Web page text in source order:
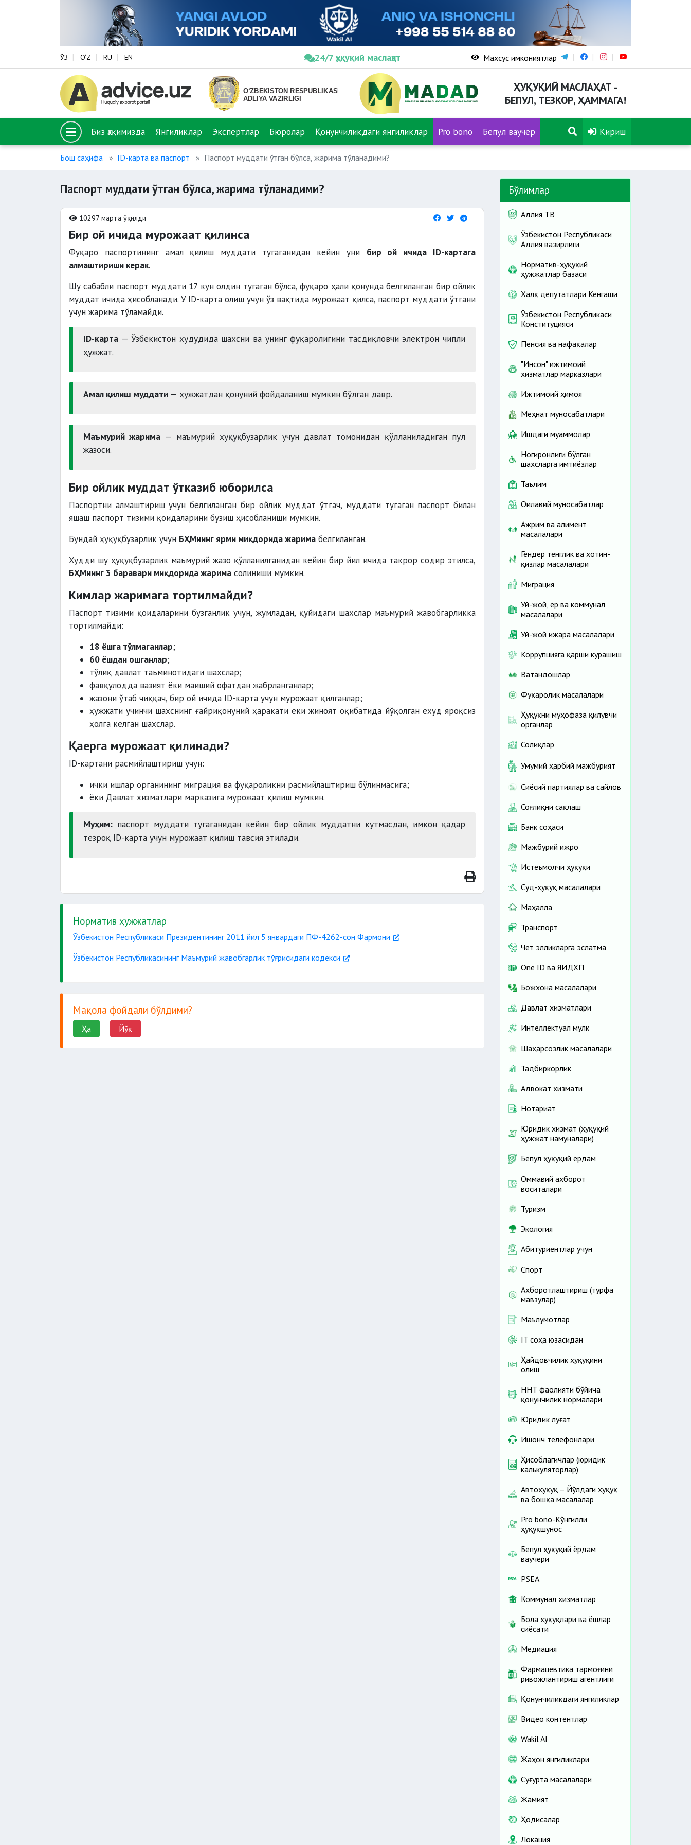
ЎЗ O‘Z RU EN 24/7 ҳуқуқий маслаҳат Махсус имкониятлар
ҲУҚУҚИЙ МАСЛАҲАТ -
БЕПУЛ, ТЕЗКОР, ҲАММАГА!
Биз ҳақимизда Янгиликлар Экспертлар Бюролар Қонунчиликдаги янгиликлар Pro bono Бепул ваучер Кириш
Бош саҳифа ID-карта ва паспорт Паспорт муддати ўтган бўлса, жарима тўланадими?
Паспорт муддати ўтган бўлса, жарима тўланадими?
10297 марта ўқилди
Бир ой ичида мурожаат қилинса
Фуқаро паспортининг амал қилиш муддати тугаганидан кейин уни бир ой ичида ID-картага
алмаштириши керак.
Шу сабабли паспорт муддати 17 кун олдин тугаган бўлса, фуқаро ҳали қонунда белгиланган бир ойлик
муддат ичида ҳисобланади. У ID-карта олиш учун ўз вақтида мурожаат қилса, паспорт муддати ўтгани
учун жарима тўламайди.
ID-карта — Ўзбекистон ҳудудида шахсни ва унинг фуқаролигини тасдиқловчи электрон чипли
ҳужжат.
Амал қилиш муддати — ҳужжатдан қонуний фойдаланиш мумкин бўлган давр.
Маъмурий жарима — маъмурий ҳуқуқбузарлик учун давлат томонидан қўлланиладиган пул
жазоси.
Бир ойлик муддат ўтказиб юборилса
Паспортни алмаштириш учун белгиланган бир ойлик муддат ўтгач, муддати тугаган паспорт билан
яшаш паспорт тизими қоидаларини бузиш ҳисобланиши мумкин.
Бундай ҳуқуқбузарлик учун БҲМнинг ярми миқдорида жарима белгиланган.
Худди шу ҳуқуқбузарлик маъмурий жазо қўлланилганидан кейин бир йил ичида такрор содир этилса,
БҲМнинг 3 баравари миқдорида жарима солиниши мумкин.
Кимлар жаримага тортилмайди?
Паспорт тизими қоидаларини бузганлик учун, жумладан, қуйидаги шахслар маъмурий жавобгарликка
тортилмайди:
18 ёшга тўлмаганлар;
60 ёшдан ошганлар;
тўлиқ давлат таъминотидаги шахслар;
фавқулодда вазият ёки маиший офатдан жабрланганлар;
жазони ўтаб чиққач, бир ой ичида ID-карта учун мурожаат қилганлар;
ҳужжати учинчи шахснинг ғайриқонуний ҳаракати ёки жиноят оқибатида йўқолган ёхуд яроқсиз
ҳолга келган шахслар.
Қаерга мурожаат қилинади?
ID-картани расмийлаштириш учун:
ички ишлар органининг миграция ва фуқароликни расмийлаштириш бўлинмасига;
ёки Давлат хизматлари марказига мурожаат қилиш мумкин.
Муҳим: паспорт муддати тугаганидан кейин бир ойлик муддатни кутмасдан, имкон қадар
тезроқ ID-карта учун мурожаат қилиш тавсия этилади.
Норматив ҳужжатлар
Ўзбекистон Республикаси Президентининг 2011 йил 5 январдаги ПФ-4262-сон Фармони
Ўзбекистон Республикасининг Маъмурий жавобгарлик тўғрисидаги кодекси
Мақола фойдали бўлдими?
Ҳа Йўқ
Бўлимлар
Адлия ТВ
Ўзбекистон Республикаси
Адлия вазирлиги
Норматив-ҳуқуқий
ҳужжатлар базаси
Халқ депутатлари Кенгаши
Ўзбекистон Республикаси
Конституцияси
Пенсия ва нафақалар
"Инсон" ижтимоий
хизматлар марказлари
Ижтимоий ҳимоя
Меҳнат муносабатлари
Ишдаги муаммолар
Ногиронлиги бўлган
шахсларга имтиёзлар
Таълим
Оилавий муносабатлар
Ажрим ва алимент
масалалари
Гендер тенглик ва хотин-
қизлар масалалари
Миграция
Уй-жой, ер ва коммунал
масалалари
Уй-жой ижара масалалари
Коррупцияга қарши курашиш
Ватандошлар
Фуқаролик масалалари
Ҳуқуқни муҳофаза қилувчи
органлар
Солиқлар
Умумий ҳарбий мажбурият
Сиёсий партиялар ва сайлов
Соғлиқни сақлаш
Банк соҳаси
Мажбурий ижро
Истеъмолчи ҳуқуқи
Суд-ҳуқуқ масалалари
Маҳалла
Транспорт
Чет элликларга эслатма
One ID ва ЯИДХП
Божхона масалалари
Давлат хизматлари
Интеллектуал мулк
Шаҳарсозлик масалалари
Тадбиркорлик
Адвокат хизмати
Нотариат
Юридик хизмат (ҳуқуқий
ҳужжат намуналари)
Бепул ҳуқуқий ёрдам
Оммавий ахборот
воситалари
Туризм
Экология
Абитуриентлар учун
Спорт
Ахборотлаштириш (турфа
мавзулар)
Маълумотлар
IT соҳа юзасидан
Ҳайдовчилик ҳуқуқини
олиш
ННТ фаолияти бўйича
қонунчилик нормалари
Юридик луғат
Ишонч телефонлари
Ҳисоблагичлар (юридик
калькуляторлар)
Автоҳуқуқ – Йўлдаги ҳуқуқ
ва бошқа масалалар
Pro bono-Кўнгилли
ҳуқуқшунос
Бепул ҳуқуқий ёрдам
ваучери
PSEA
Коммунал хизматлар
Бола ҳуқуқлари ва ёшлар
сиёсати
Медиация
Фармацевтика тармоғини
ривожлантириш агентлиги
Қонунчиликдаги янгиликлар
Видео контентлар
Wakil AI
Жаҳон янгиликлари
Cуғурта масалалари
Жамият
Ҳодисалар
Локация